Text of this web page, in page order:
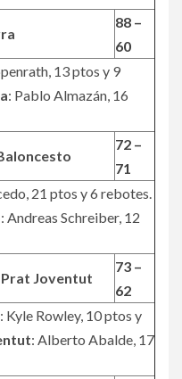
88 –
60
13 ptos y 9
: Pablo Almazán, 16
72 –
71
21 ptos y 6 rebotes.
: Andreas Schreiber, 12
Prat Joventut
73 –
62
: Kyle Rowley, 10 ptos y
: Alberto Abalde, 17